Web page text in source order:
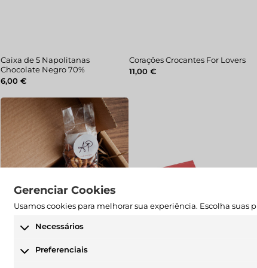
Caixa de 5 Napolitanas
Chocolate Negro 70%
6,00€
Corações Crocantes For Lovers
11,00€
Gerenciar Cookies
Usamos cookies para melhorar sua experiência. Escolha suas
Necessários
Os cookies necessários são cruciais para as funções básicas
Preferenciais